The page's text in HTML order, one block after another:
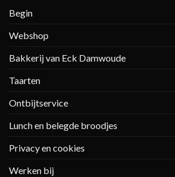
Begin
Webshop
Bakkerij van Eck Damwoude
Taarten
Ontbijtservice
Lunch en belegde broodjes
Privacy en cookies
Werken bij